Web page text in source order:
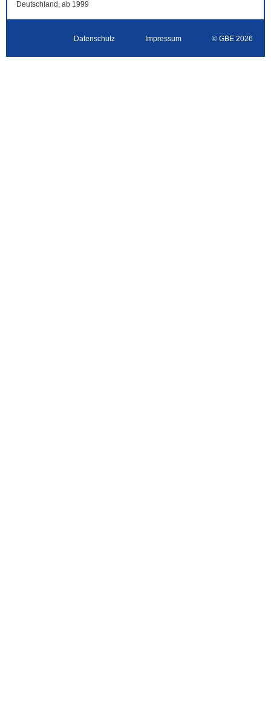
Deutschland, ab 1999
Datenschutz Impressum © GBE 2026